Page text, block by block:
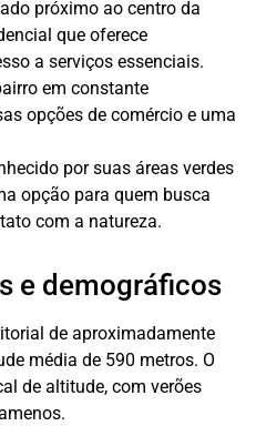
próximo ao centro da
que oferece
a serviços essenciais.
em constante
opções de comércio e uma
por suas áreas verdes
opção para quem busca
com a natureza.
e demográficos
de aproximadamente
média de 590 metros. O
de altitude, com verões